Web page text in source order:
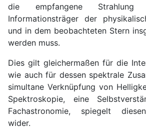
die empfangene Strahlung
Informationsträger der
und in dem beobachteten Stern
werden muss.
Dies gilt gleichermaßen für die
wie auch für dessen spektrale
simultane Verknüpfung von
Spektroskopie, eine
Fachastronomie, spiegelt
wider.